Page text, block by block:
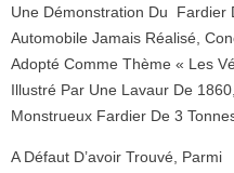
Une Démonstration Du Fardier
Automobile Jamais Réalisé,
Adopté Comme Thème « Les
Illustré Par Une Lavaur De
Monstrueux Fardier De 3
A Défaut D’avoir Trouvé, Parmi